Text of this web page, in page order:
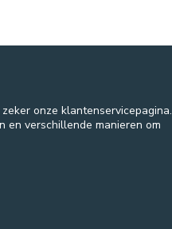
onze klantenservicepagina.
en verschillende manieren om